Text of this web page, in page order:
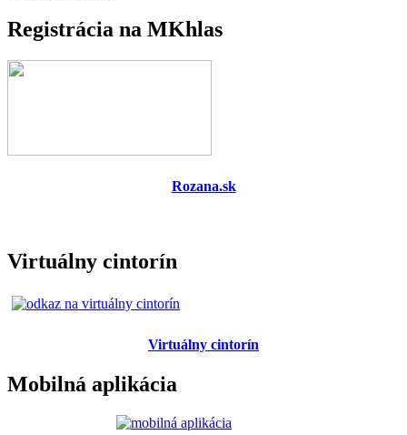
Registrácia na MKhlas
Rozana.sk
Virtuálny cintorín
Virtuálny cintorín
Mobilná aplikácia